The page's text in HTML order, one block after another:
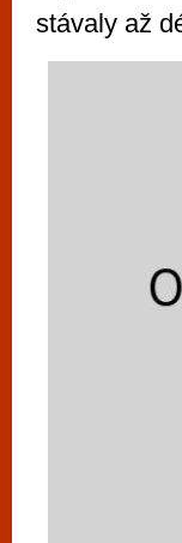
stávaly až